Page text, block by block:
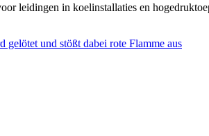
leidingen in koelinstallaties en